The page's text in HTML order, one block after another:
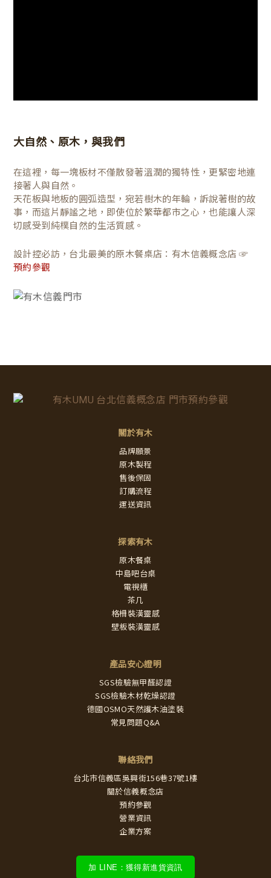
大自然、原木，與我們
在這裡，每一塊板材不僅散發著溫潤的獨特性，更緊密地連
接著人與自然。
天花板與地板的圓弧造型，宛若樹木的年輪，訴說著樹的故
事，而這片靜謐之地，即使位於繁華都市之心，也能讓人深
切感受到純樸自然的生活質感。
設計控必訪，台北最美的原木餐桌店：有木信義概念店 ☞
預約參觀
關於有木
品牌願景
原木製程
售後保固
訂購流程
運送資訊
探索有木
原木餐桌
中島吧台桌
電視櫃
茶几
格柵裝潢靈感
壁板裝潢靈感
產品安心證明
SGS檢驗無甲醛認證
SGS檢驗木材乾燥認證
德國OSMO天然護木油塗裝
常見問題Q&A
聯絡我們
台北市信義區吳興街156巷37號1樓
關於信義概念店
預約參觀
營業資訊
企業方案
加 LINE：獲得新進貨資訊